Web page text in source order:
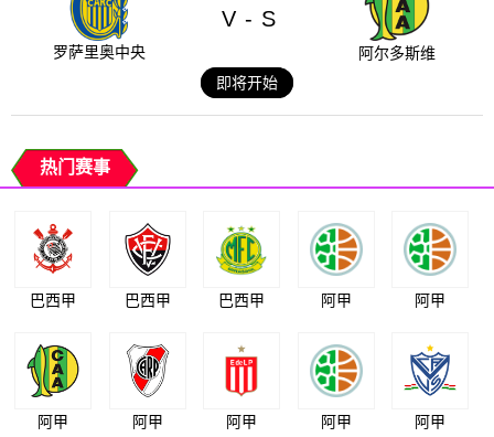
罗萨里奥中央
V - S
阿尔多斯维
即将开始
热门赛事
巴西甲 巴西甲 巴西甲 阿甲 阿甲
阿甲 阿甲 阿甲 阿甲 阿甲